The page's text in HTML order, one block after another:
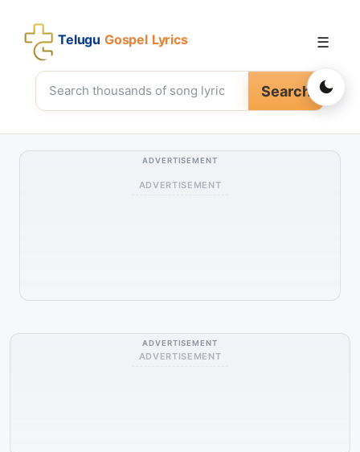
Telugu Gospel Lyrics
Search
☰
ADVERTISEMENT
ADVERTISEMENT
ADVERTISEMENT
ADVERTISEMENT